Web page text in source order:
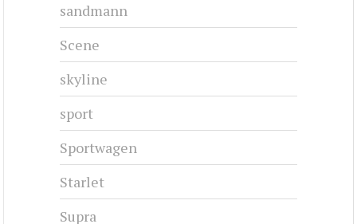
sandmann
Scene
skyline
sport
Sportwagen
Starlet
Supra